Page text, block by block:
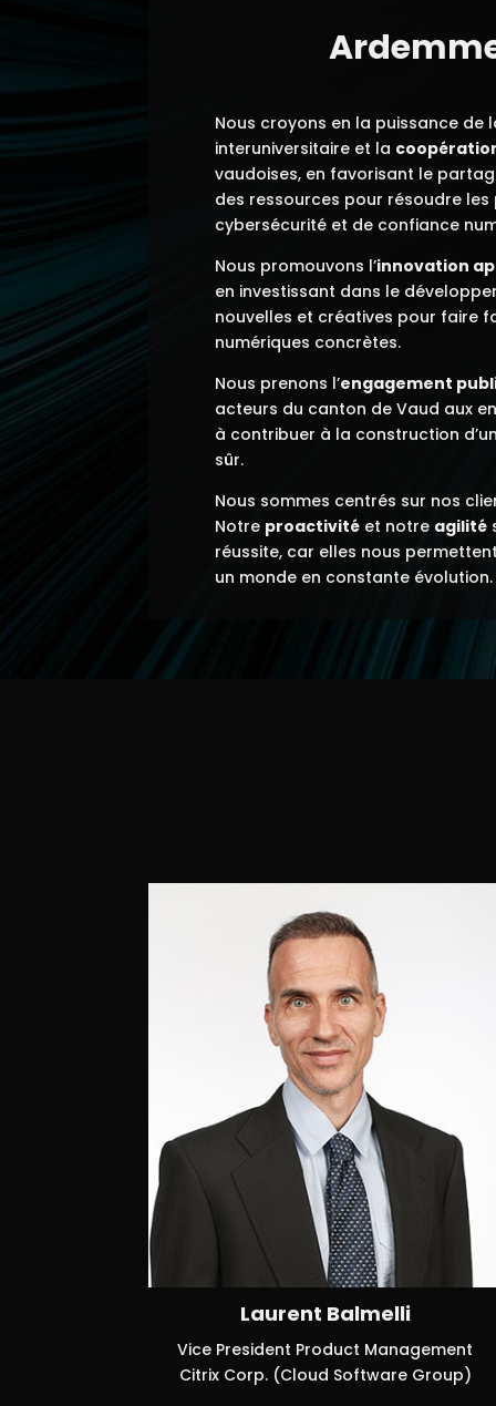
Nous croyons en la puissance de
interuniversitaire et la
vaudoises, en favorisant le
des ressources pour résoudre
cybersécurité et de confiance
Nous promouvons l’innovation
en investissant dans le
nouvelles et créatives pour faire
numériques concrètes.
Nous prenons l’engagement
acteurs du canton de Vaud aux
à contribuer à la construction
sûr.
Nous sommes centrés sur nos
Notre proactivité et notre agilité
réussite, car elles nous
un monde en constante évolution.
Laurent Balmelli
Vice President Product Management
Citrix Corp. (Cloud Software Group)